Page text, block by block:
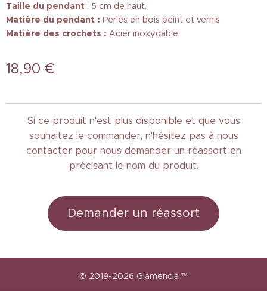
Taille du pendant : 5 cm de haut.
Matière du pendant : Perles en bois peint et vernis
Matière des crochets : Acier inoxydable
18,90 €
Si ce produit n'est plus disponible et que vous
souhaitez le commander, n'hésitez pas à nous
contacter pour nous demander un réassort en
précisant le nom du produit.
Demander un réassort
© 2019-2026 Glamencia ™